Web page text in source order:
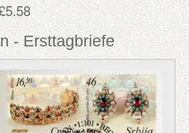
- Ersttagbriefe